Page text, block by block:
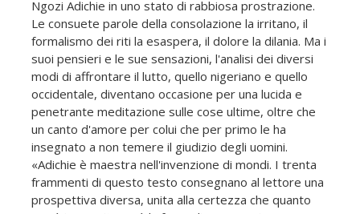
Ngozi Adichie in uno stato di rabbiosa prostrazione.
Le consuete parole della consolazione la irritano, il
formalismo dei riti la esaspera, il dolore la dilania. Ma i
suoi pensieri e le sue sensazioni, l'analisi dei diversi
modi di affrontare il lutto, quello nigeriano e quello
occidentale, diventano occasione per una lucida e
penetrante meditazione sulle cose ultime, oltre che
un canto d'amore per colui che per primo le ha
insegnato a non temere il giudizio degli uomini.
«Adichie è maestra nell'invenzione di mondi. I trenta
frammenti di questo testo consegnano al lettore una
prospettiva diversa, unita alla certezza che quanto